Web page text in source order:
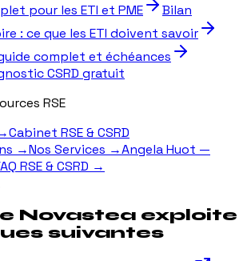
pour les ETI et PME
Bilan
: ce que les ETI doivent savoir
guide complet et échéances
CSRD gratuit
RSE
Cabinet RSE & CSRD
→Nos Services →Angela Huot —
RSE & CSRD →
Novastea exploite
suivantes